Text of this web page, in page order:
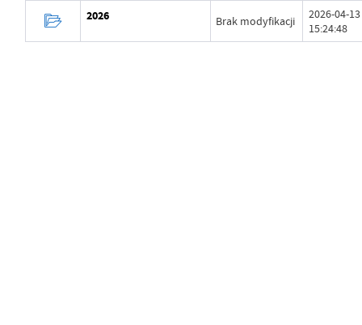
2026-04-13 15:24:23
Opublikował Grzegorz Łękowski
2026 Brak modyfikacji
2026-04-13
15:24:48